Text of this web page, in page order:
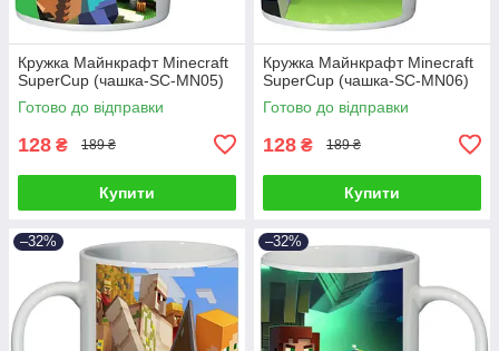
Кружка Майнкрафт Minecraft
SuperCup (чашка-SC-MN05)
Готово до відправки
128 ₴ 189 ₴
Купити
Кружка Майнкрафт Minecraft
SuperCup (чашка-SC-MN06)
Готово до відправки
128 ₴ 189 ₴
Купити
–32% –32%